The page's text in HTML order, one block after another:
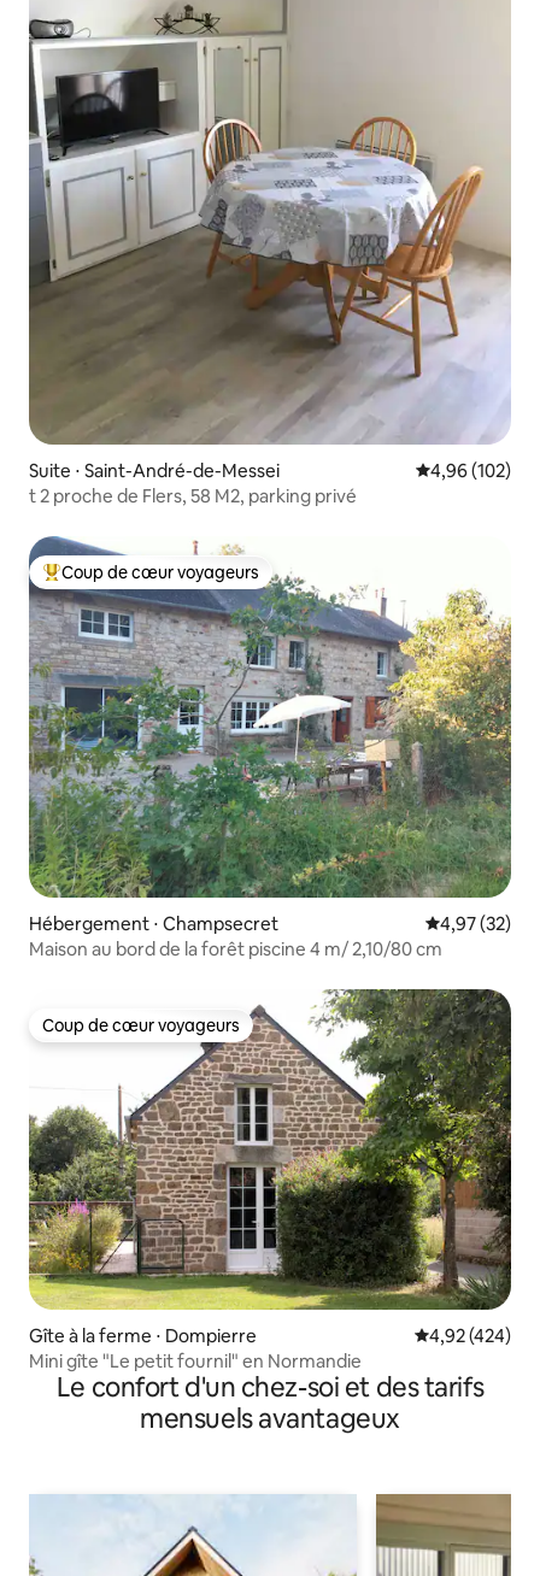
Suite ⋅ Saint-André-de-Messei Évaluation
4,96 (102)
t 2 proche de Flers, 58 M2, parking privé
Coups de cœur voyageurs les plus appréciés
Coup de cœur voyageurs
Hébergement ⋅ Champsecret Évaluation
4,97 (32)
Maison au bord de la forêt piscine 4 m/ 2,10/80 cm
Coup de cœur voyageurs
Coup de cœur voyageurs
Gîte à la ferme ⋅ Dompierre Évaluation
4,92 (424)
Mini gîte "Le petit fournil" en Normandie
Le confort d'un chez-soi et des tarifs
mensuels avantageux